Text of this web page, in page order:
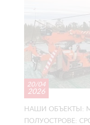
20/04
2026
НАШИ ОБЪЕКТЫ:
ПОЛУОСТРОВЕ: